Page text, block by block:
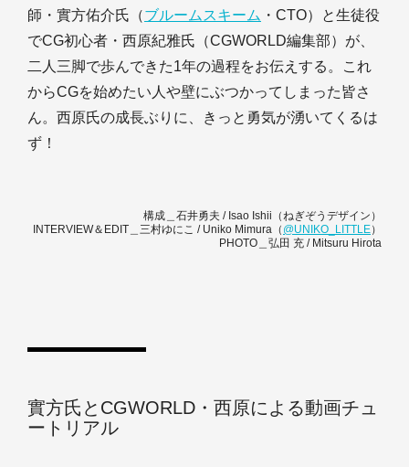
師・實方佑介氏（ブルームスキーム ・CTO）と生徒役
でCG初心者・西原紀雅氏（CGWORLD編集部）が、
二人三脚で歩んできた1年の過程をお伝えする。これ
からCGを始めたい人や壁にぶつかってしまった皆さ
ん。西原氏の成長ぶりに、きっと勇気が湧いてくるは
ず！
構成＿石井勇夫 / Isao Ishii（ねぎぞうデザイン）
INTERVIEW＆EDIT＿三村ゆにこ / Uniko Mimura（ @UNIKO_LITTLE）
PHOTO＿弘田 充 / Mitsuru Hirota
實方氏とCGWORLD・西原による動画チュ
ートリアル